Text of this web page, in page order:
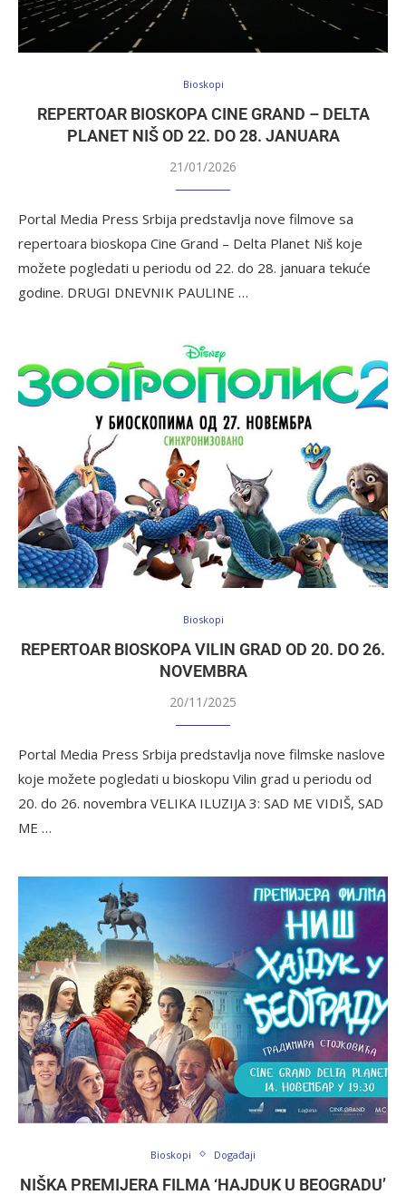
Bioskopi
REPERTOAR BIOSKOPA CINE GRAND – DELTA
PLANET NIŠ OD 22. DO 28. JANUARA
21/01/2026
Portal Media Press Srbija predstavlja nove filmove sa
repertoara bioskopa Cine Grand – Delta Planet Niš koje
možete pogledati u periodu od 22. do 28. januara tekuće
godine. DRUGI DNEVNIK PAULINE …
Bioskopi
REPERTOAR BIOSKOPA VILIN GRAD OD 20. DO 26.
NOVEMBRA
20/11/2025
Portal Media Press Srbija predstavlja nove filmske naslove
koje možete pogledati u bioskopu Vilin grad u periodu od
20. do 26. novembra VELIKA ILUZIJA 3: SAD ME VIDIŠ, SAD
ME …
Bioskopi Događaji
NIŠKA PREMIJERA FILMA ‘HAJDUK U BEOGRADU’